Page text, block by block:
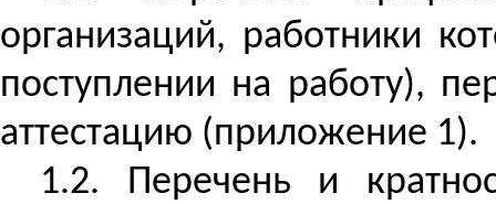
организаций, работники
поступлении на работу),
аттестацию (приложение 1).
1.2. Перечень и